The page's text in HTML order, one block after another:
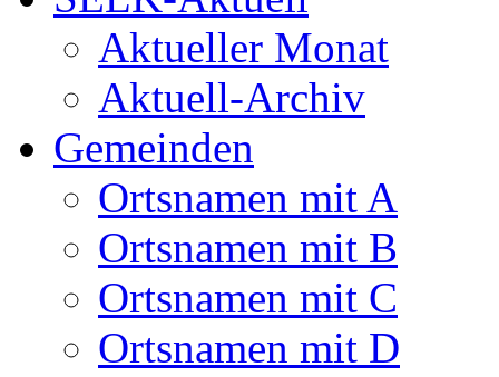
Aktueller Monat
Aktuell-Archiv
Gemeinden
Ortsnamen mit A
Ortsnamen mit B
Ortsnamen mit C
Ortsnamen mit D